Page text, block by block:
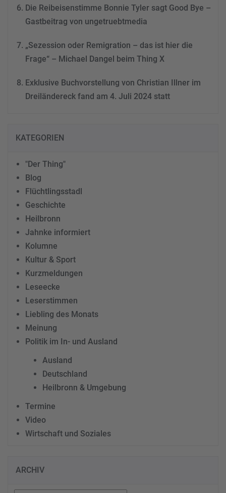
Die Reibeisenstimme Bonnie Tyler sagt Good Bye –
Gastbeitrag von ungetruebtmedia
„Sezession oder Remigration – das ist hier die
Frage“ – Michael Dangel beim Thing X
Exklusive Buchvorstellung von Christian Illner im
Dreiländereck fand am 4. Juli 2024 statt
KATEGORIEN
"Der Thing"
Blog
Flüchtlingsstadl
Geschichte
Heilbronn
Jahnke informiert
Kolumne
Kultur & Sport
Kurzmeldungen
Leseecke
Leserstimmen
Liebling des Monats
Meinung
Politik im In- und Ausland
Ausland
Deutschland
Heilbronn & Umgebung
Termine
Video
Wirtschaft und Soziales
ARCHIV
Archiv